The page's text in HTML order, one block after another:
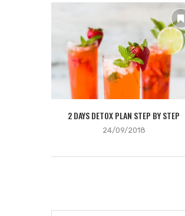
2 DAYS DETOX PLAN STEP BY STEP
24/09/2018